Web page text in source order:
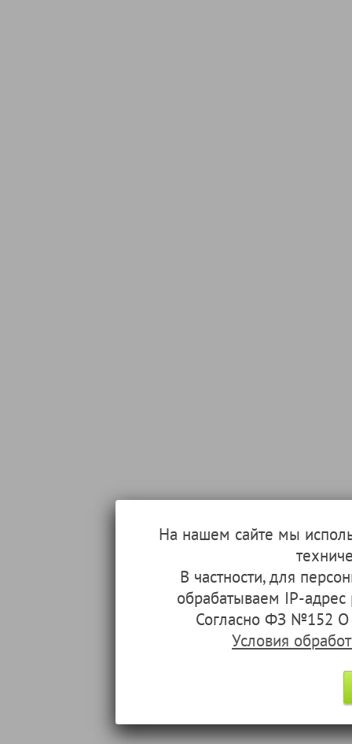
На нашем сайте мы
В частности, для
обрабатываем IP-
Согласно ФЗ №152 О
Условия